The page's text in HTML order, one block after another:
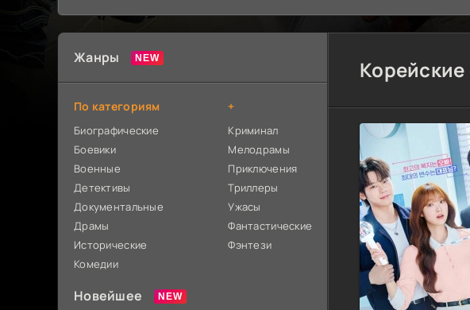
Жанры
По категориям
Биографические
Боевики
Военные
Детективы
Документальные
Драмы
Исторические
Комедии
+
Криминал
Мелодрамы
Приключения
Триллеры
Ужасы
Фантастические
Фэнтези
Новейшее